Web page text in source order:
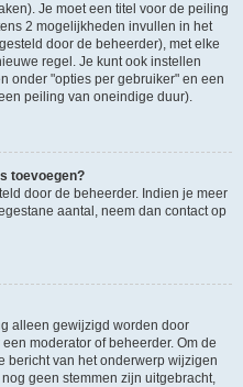
Je moet een titel voor de peiling
2 mogelijkheden invullen in het
door de beheerder), met elke
regel. Je kunt ook instellen
onder "opties per gebruiker" en een
peiling van oneindige duur).
toevoegen?
door de beheerder. Indien je meer
aantal, neem dan contact op
alleen gewijzigd worden door
moderator of beheerder. Om de
bericht van het onderwerp wijzigen
geen stemmen zijn uitgebracht,